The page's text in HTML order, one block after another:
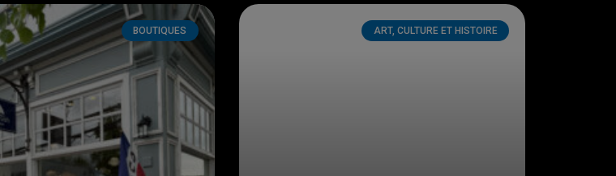
BOUTIQUES ART, CULTURE ET HISTOIRE